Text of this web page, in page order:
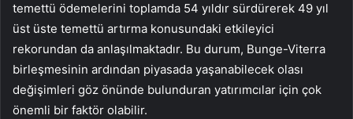
temettü ödemelerini toplamda 54 yıldır sürdürerek 49 yıl
üst üste temettü artırma konusundaki etkileyici
rekorundan da anlaşılmaktadır. Bu durum, Bunge-Viterra
birleşmesinin ardından piyasada yaşanabilecek olası
değişimleri göz önünde bulunduran yatırımcılar için çok
önemli bir faktör olabilir.